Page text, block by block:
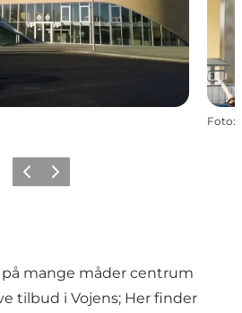
Foto:
ForrigeNæste
på mange måder centrum
tilbud i Vojens; Her finder